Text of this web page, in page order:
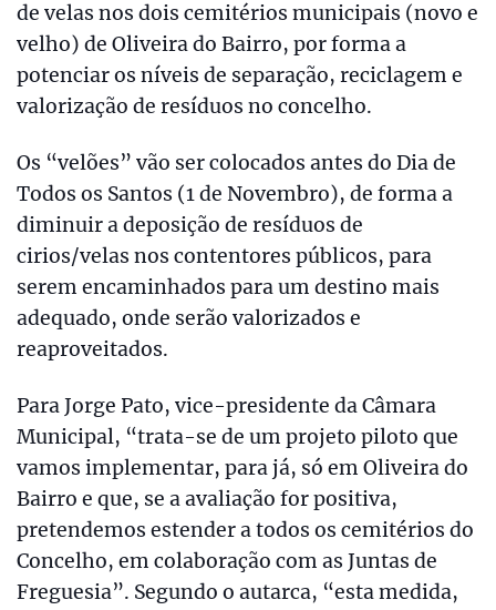
de velas nos dois cemitérios municipais (novo e
velho) de Oliveira do Bairro, por forma a
potenciar os níveis de separação, reciclagem e
valorização de resíduos no concelho.
Os “velões” vão ser colocados antes do Dia de
Todos os Santos (1 de Novembro), de forma a
diminuir a deposição de resíduos de
cirios/velas nos contentores públicos, para
serem encaminhados para um destino mais
adequado, onde serão valorizados e
reaproveitados.
Para Jorge Pato, vice-presidente da Câmara
Municipal, “trata-se de um projeto piloto que
vamos implementar, para já, só em Oliveira do
Bairro e que, se a avaliação for positiva,
pretendemos estender a todos os cemitérios do
Concelho, em colaboração com as Juntas de
Freguesia”. Segundo o autarca, “esta medida,